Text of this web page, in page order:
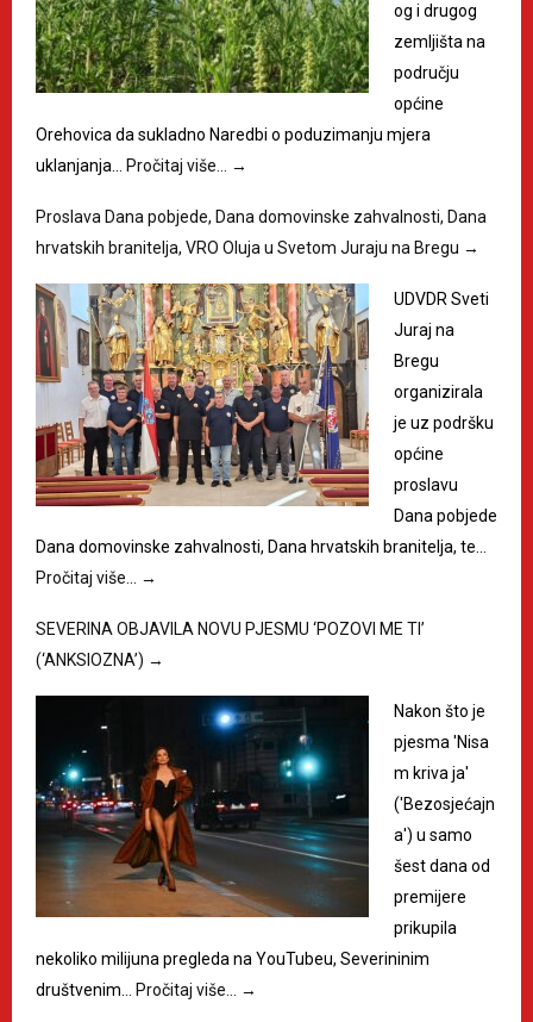
og i drugog
zemljišta na
području
općine
Orehovica da sukladno Naredbi o poduzimanju mjera
uklanjanja… Pročitaj više… →
Proslava Dana pobjede, Dana domovinske zahvalnosti, Dana
hrvatskih branitelja, VRO Oluja u Svetom Juraju na Bregu →
UDVDR Sveti
Juraj na
Bregu
organizirala
je uz podršku
općine
proslavu
Dana pobjede
Dana domovinske zahvalnosti, Dana hrvatskih branitelja, te…
Pročitaj više… →
SEVERINA OBJAVILA NOVU PJESMU ‘POZOVI ME TI’
(‘ANKSIOZNA’) →
Nakon što je
pjesma 'Nisa
m kriva ja'
('Bezosjećajn
a') u samo
šest dana od
premijere
prikupila
nekoliko milijuna pregleda na YouTubeu, Severininim
društvenim… Pročitaj više… →